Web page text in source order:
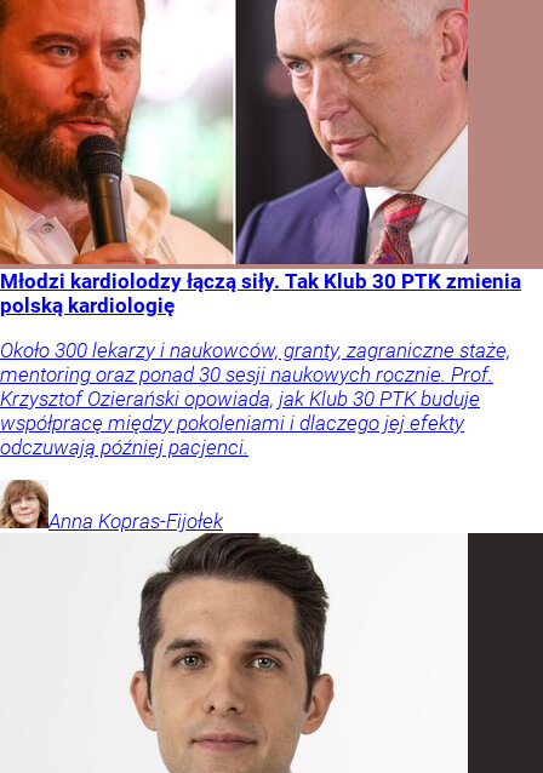
Młodzi kardiolodzy łączą siły. Tak Klub 30 PTK zmienia
polską kardiologię
Około 300 lekarzy i naukowców, granty, zagraniczne staże,
mentoring oraz ponad 30 sesji naukowych rocznie. Prof.
Krzysztof Ozierański opowiada, jak Klub 30 PTK buduje
współpracę między pokoleniami i dlaczego jej efekty
odczuwają później pacjenci.
Anna Kopras-Fijołek